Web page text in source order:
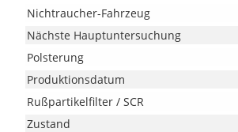
Nichtraucher-Fahrzeug
Nächste Hauptuntersuchung
Polsterung
Produktionsdatum
Rußpartikelfilter / SCR
Zustand